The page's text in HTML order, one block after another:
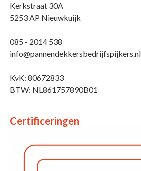
Kerkstraat 30A
5253 AP Nieuwkuijk
085 - 2014 538
info@pannendekkersbedrijfspijkers.nl
KvK: 80672833
BTW: NL861757890B01
Certificeringen